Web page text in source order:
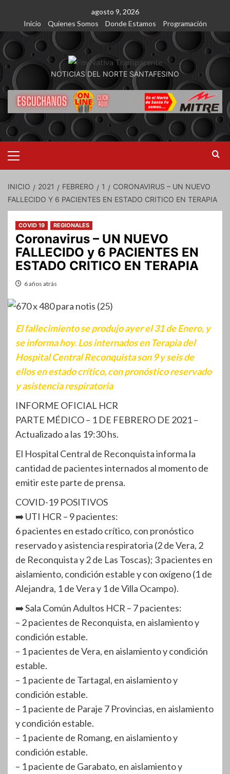
contenido
agosto 9, 2026
Inicio
Quienes Somos Donde Estamos Programación
NOTICIAS DEL NORTE SANTAFESINO
primario
INICIO 2021 FEBRERO 1
CORONAVIRUS – UN NUEVO
FALLECIDO Y 6 PACIENTES EN ESTADO CRITICO EN TERAPIA
COVID 19 REGIONALES
Coronavirus – UN NUEVO
FALLECIDO y 6 PACIENTES EN
ESTADO CRITICO EN TERAPIA
6 años atrás
El fallecimiento se produjo ayer el 31 de Enero, y
se informa hoy. Los internados en Terapia del
Hospital Central Reconquista son 9 y seis de
ellos en estado crítico, con pronóstico reservado
y asistencia respiratoria
INFORME OFICIAL HCR
PARTE MÉDICO – 1 DE FEBRERO DE 2021 –
Actualizado a las 19:30 hs.
El Hospital Central de Reconquista informa la
cantidad de pacientes internados al momento de
emitir este parte de prensa.
COVID-19 POSITIVOS
➡️ UTI HCR – 9 pacientes:
6 pacientes en estado crítico, con pronóstico
reservado y asistencia respiratoria (2 de Vera, 2
de Reconquista y 2 de Las Toscas); 3 pacientes en
aislamiento, condición estable y con oxígeno (1 de
Alejandra, 1 de Vera y 1 de Villa Ocampo).
➡️ Sala Común Adultos HCR – 7 pacientes:
– 2 pacientes de Reconquista, en aislamiento y
condición estable.
– 1 pacientes de Vera, en aislamiento y condición
estable.
– 1 paciente de Tartagal, en aislamiento y
condición estable.
– 1 paciente de Paraje 7 Provincias, en aislamiento
y condición estable.
– 1 paciente de Romang, en aislamiento y
condición estable.
– 1 paciente de Garabato, en aislamiento y